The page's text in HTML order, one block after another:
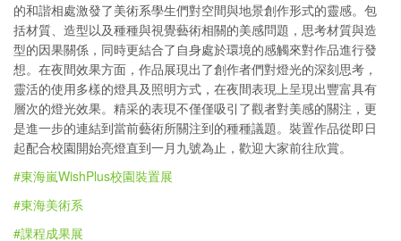
的和諧相處激發了美術系學生們對空間與地景創作形式的靈感。包
括材質、造型以及種種與視覺藝術相關的美感問題，思考材質與造
型的因果關係，同時更結合了自身處於環境的感觸來對作品進行發
想。在夜間效果方面，作品展現出了創作者們對燈光的深刻思考，
靈活的使用多樣的燈具及照明方式，在夜間表現上呈現出豐富具有
層次的燈光效果。精采的表現不僅僅吸引了觀者對美感的關注，更
是進一步的連結到當前藝術所關注到的種種議題。裝置作品從即日
起配合校園開始亮燈直到一月九號為止，歡迎大家前往欣賞。
#東海嵐WishPlus校園裝置展
#東海美術系
#課程成果展